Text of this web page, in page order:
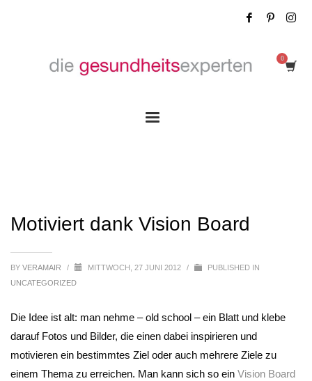
Motiviert dank Vision Board
BY VERAMAIR / MITTWOCH, 27 JUNI 2012 /
PUBLISHED IN
UNCATEGORIZED
Die Idee ist alt: man nehme – old school – ein Blatt und klebe
darauf Fotos und Bilder, die einen dabei inspirieren und
motivieren ein bestimmtes Ziel oder auch mehrere Ziele zu
einem Thema zu erreichen. Man kann sich so ein Vision Board